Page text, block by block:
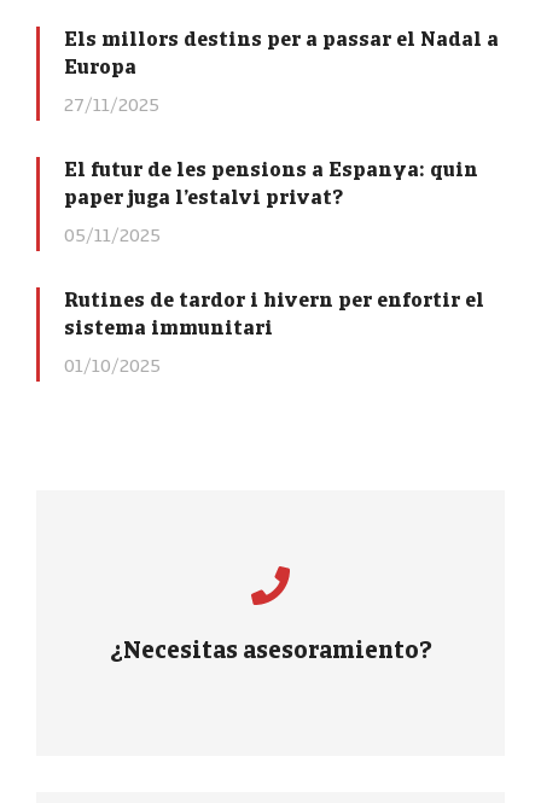
Els millors destins per a passar el Nadal a
Europa
27/11/2025
El futur de les pensions a Espanya: quin
paper juga l’estalvi privat?
05/11/2025
Rutines de tardor i hivern per enfortir el
sistema immunitari
01/10/2025
¿Necesitas asesoramiento?
Resolvemos tus dudas y
preguntas.